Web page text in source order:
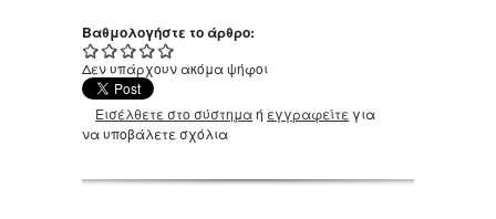
Βαθμολογήστε το άρθρο:
Δεν υπάρχουν ακόμα ψήφοι
Εισέλθετε στο σύστημαή εγγραφείτε για
να υποβάλετε σχόλια